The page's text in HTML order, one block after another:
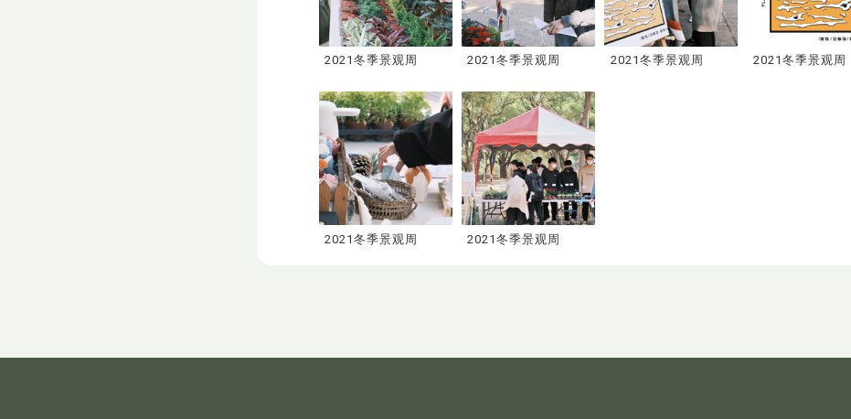
2021冬季景观周 2021冬季景观周 2021冬季景观周 2021冬季景观周
2021冬季景观周 2021冬季景观周